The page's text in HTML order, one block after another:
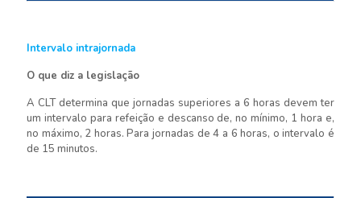
Intervalo intrajornada
O que diz a legislação
A CLT determina que jornadas superiores a 6 horas devem ter
um intervalo para refeição e descanso de, no mínimo, 1 hora e,
no máximo, 2 horas. Para jornadas de 4 a 6 horas, o intervalo é
de 15 minutos.